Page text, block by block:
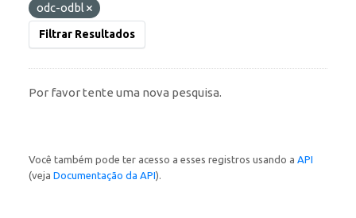
odc-odbl
Filtrar Resultados
Por favor tente uma nova pesquisa.
Você também pode ter acesso a esses registros usando a API
(veja Documentação da API).